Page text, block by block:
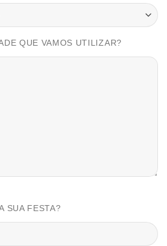
QUE VAMOS UTILIZAR?
SUA FESTA?